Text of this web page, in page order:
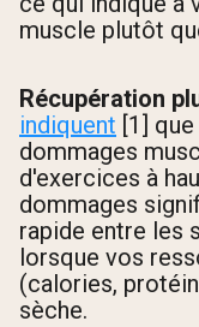
muscle plutôt
Récupération
indiquent [1]
dommages
d'exercices à
dommages
rapide entre les
lorsque vos
(calories,
sèche.